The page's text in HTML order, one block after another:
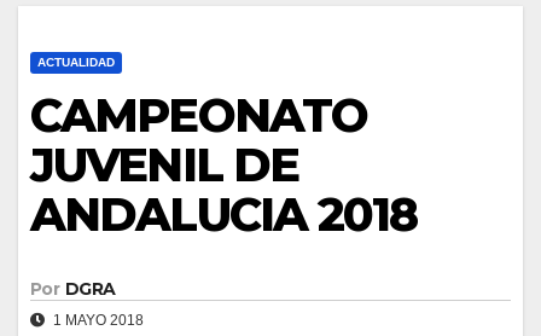
ACTUALIDAD
CAMPEONATO
JUVENIL DE
ANDALUCIA 2018
Por DGRA
1 MAYO 2018